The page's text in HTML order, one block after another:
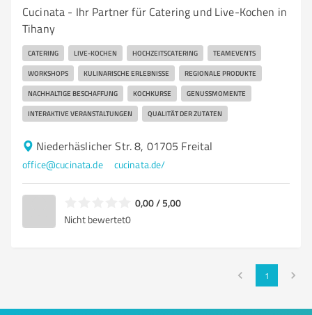
Cucinata - Ihr Partner für Catering und Live-Kochen in
Tihany
CATERING LIVE-KOCHEN HOCHZEITSCATERING TEAMEVENTS
WORKSHOPS KULINARISCHE ERLEBNISSE REGIONALE PRODUKTE
NACHHALTIGE BESCHAFFUNG KOCHKURSE GENUSSMOMENTE
INTERAKTIVE VERANSTALTUNGEN QUALITÄT DER ZUTATEN
Niederhäslicher Str. 8, 01705 Freital
office@cucinata.de cucinata.de/
0,00 / 5,00
Nicht bewertet0
1